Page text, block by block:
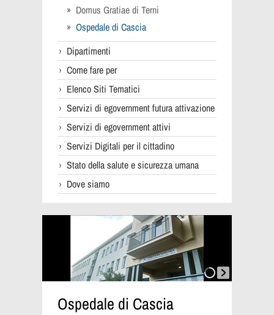
Domus Gratiae di Terni
Ospedale di Cascia
Dipartimenti
Come fare per
Elenco Siti Tematici
Servizi di egovernment futura attivazione
Servizi di egovernment attivi
Servizi Digitali per il cittadino
Stato della salute e sicurezza umana
Dove siamo
Ospedale di Cascia